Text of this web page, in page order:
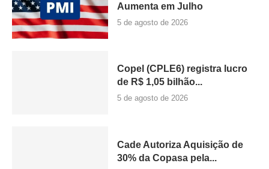
Aumenta em Julho
5 de agosto de 2026
Copel (CPLE6) registra lucro
de R$ 1,05 bilhão...
5 de agosto de 2026
Cade Autoriza Aquisição de
30% da Copasa pela...